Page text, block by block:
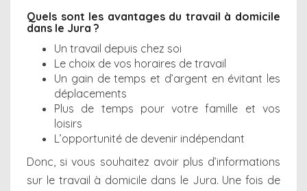
Quels sont les avantages du travail à domicile
dans le Jura ?
Un travail depuis chez soi
Le choix de vos horaires de travail
Un gain de temps et d’argent en évitant les
déplacements
Plus de temps pour votre famille et vos
loisirs
L’opportunité de devenir indépendant
Donc, si vous souhaitez avoir plus d’informations
sur le travail à domicile dans le Jura. Une fois de